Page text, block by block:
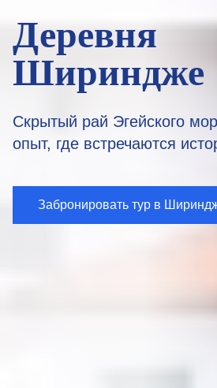
Деревня
Шириндже
Скрытый рай Эгейского
опыт, где встречаются
Забронировать тур в